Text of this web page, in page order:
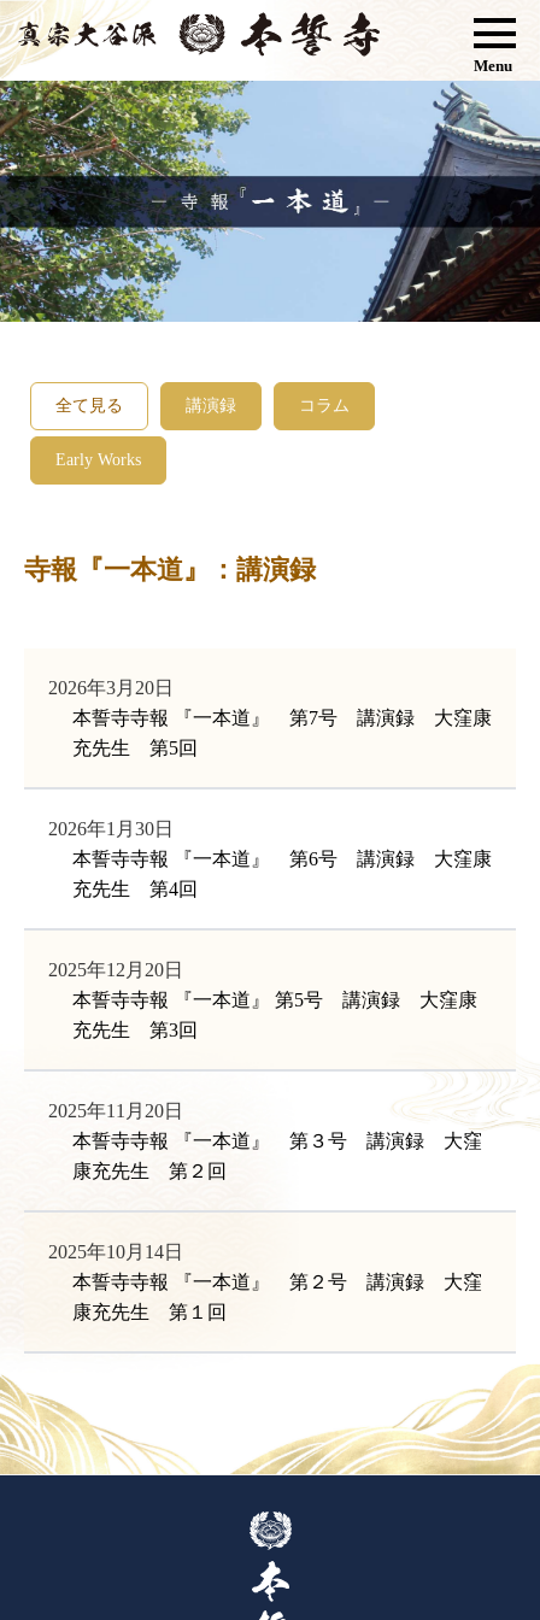
Menu
全て見る 講演録 コラム
Early Works
寺報『一本道』：講演録
2026年3月20日
本誓寺寺報 『一本道』 第7号 講演録 大窪康
充先生 第5回
2026年1月30日
本誓寺寺報 『一本道』 第6号 講演録 大窪康
充先生 第4回
2025年12月20日
本誓寺寺報 『一本道』 第5号 講演録 大窪康
充先生 第3回
2025年11月20日
本誓寺寺報 『一本道』 第３号 講演録 大窪
康充先生 第２回
2025年10月14日
本誓寺寺報 『一本道』 第２号 講演録 大窪
康充先生 第１回